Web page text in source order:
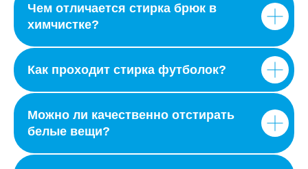
Чем отличается стирка брюк в
химчистке?
Как проходит стирка футболок?
Можно ли качественно отстирать
белые вещи?